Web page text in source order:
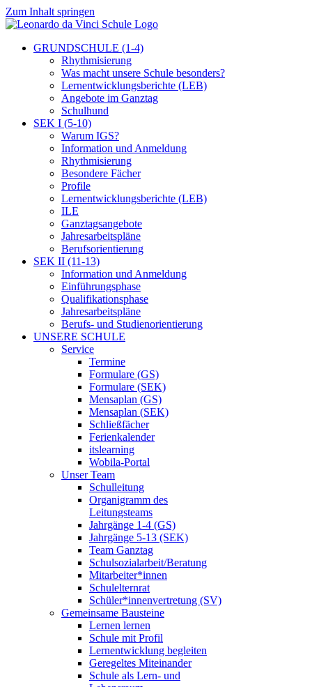
Zum Inhalt springen
GRUNDSCHULE (1-4)
Rhythmisierung
Was macht unsere Schule besonders?
Lernentwicklungsberichte (LEB)
Angebote im Ganztag
Schulhund
SEK I (5-10)
Warum IGS?
Information und Anmeldung
Rhythmisierung
Besondere Fächer
Profile
Lernentwicklungsberichte (LEB)
ILE
Ganztagsangebote
Jahresarbeitspläne
Berufsorientierung
SEK II (11-13)
Information und Anmeldung
Einführungsphase
Qualifikationsphase
Jahresarbeitspläne
Berufs- und Studienorientierung
UNSERE SCHULE
Service
Termine
Formulare (GS)
Formulare (SEK)
Mensaplan (GS)
Mensaplan (SEK)
Schließfächer
Ferienkalender
itslearning
Wobila-Portal
Unser Team
Schulleitung
Organigramm des
Leitungsteams
Jahrgänge 1-4 (GS)
Jahrgänge 5-13 (SEK)
Team Ganztag
Schulsozialarbeit/Beratung
Mitarbeiter*innen
Schulelternrat
Schüler*innenvertretung (SV)
Gemeinsame Bausteine
Lernen lernen
Schule mit Profil
Lernentwicklung begleiten
Geregeltes Miteinander
Schule als Lern- und